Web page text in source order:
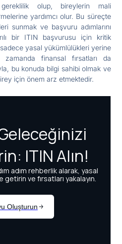
olup, bireylerin mali
yardımcı olur. Bu süreçte
sunmak ve başvuru adımlarını
bir ITIN başvurusu için kritik
yasal yükümlülükleri yerine
zamanda finansal fırsatları da
bu konuda bilgi sahibi olmak ve
için önem arz etmektedir.